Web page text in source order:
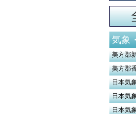
気象
美方郡
美方郡
日本気
日本気
日本気